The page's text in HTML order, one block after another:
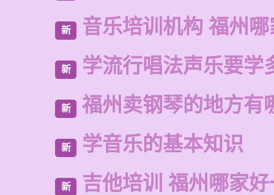
新 音乐培训机构 福州
新 学流行唱法声乐要学
新 福州卖钢琴的地方有
新 学音乐的基本知识
新 吉他培训 福州哪家